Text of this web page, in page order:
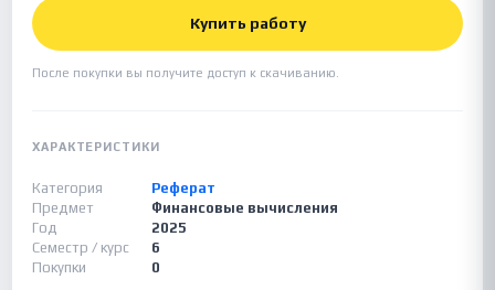
Купить работу
После покупки вы получите доступ к скачиванию.
ХАРАКТЕРИСТИКИ
Категория
Реферат
Предмет
Финансовые вычисления
Год
2025
Семестр / курс
6
Покупки
0